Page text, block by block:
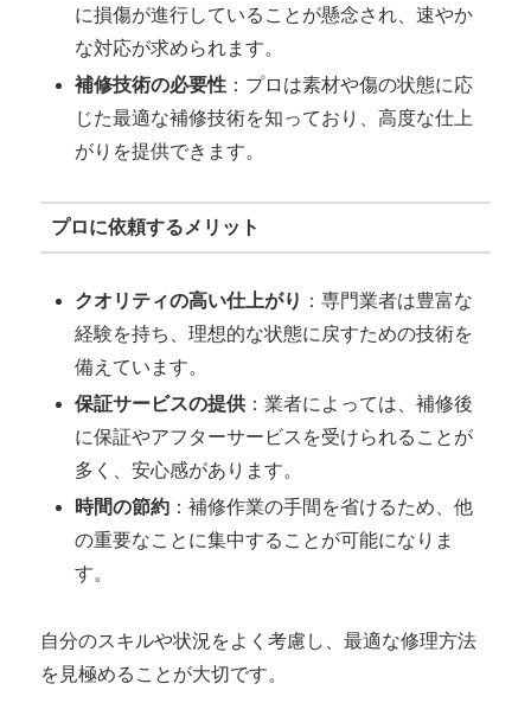
に損傷が進行していることが懸念され、速やか
な対応が求められます。
補修技術の必要性：プロは素材や傷の状態に応
じた最適な補修技術を知っており、高度な仕上
がりを提供できます。
プロに依頼するメリット
クオリティの高い仕上がり ：専門業者は豊富な
経験を持ち、理想的な状態に戻すための技術を
備えています。
保証サービスの提供：業者によっては、補修後
に保証やアフターサービスを受けられることが
多く、安心感があります。
時間の節約：補修作業の手間を省けるため、他
の重要なことに集中することが可能になりま
す。
自分のスキルや状況をよく考慮し、最適な修理方法
を見極めることが大切です。